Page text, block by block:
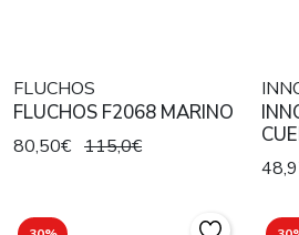
FLUCHOS
FLUCHOS F2068 MARINO
80,50€ 115,0€